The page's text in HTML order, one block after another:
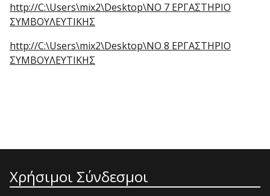
http://C:\Users\mix2\Desktop\ΝΟ 7 ΕΡΓΑΣΤΗΡΙΟ
ΣΥΜΒΟΥΛΕΥΤΙΚΗΣ
http://C:\Users\mix2\Desktop\ΝΟ 8 ΕΡΓΑΣΤΗΡΙΟ
ΣΥΜΒΟΥΛΕΥΤΙΚΗΣ
Χρήσιμοι Σύνδεσμοι